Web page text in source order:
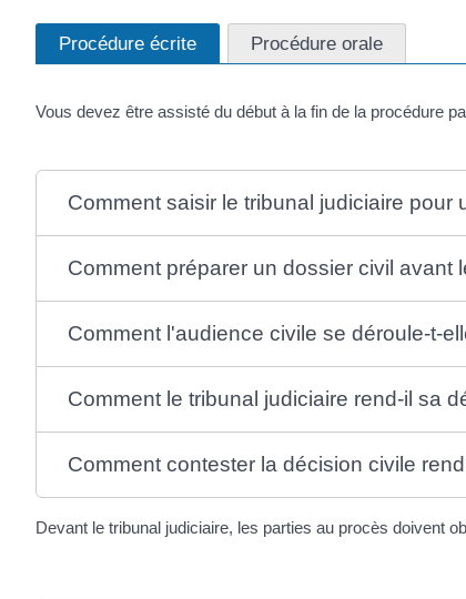
Procédure écrite Procédure orale
Vous devez être assisté du début à la fin de la procédure
Comment saisir le tribunal judiciaire pour
Comment préparer un dossier civil avant
Comment l'audience civile se déroule-t-
Comment le tribunal judiciaire rend-il sa
Comment contester la décision civile
Devant le tribunal judiciaire, les parties au procès doivent